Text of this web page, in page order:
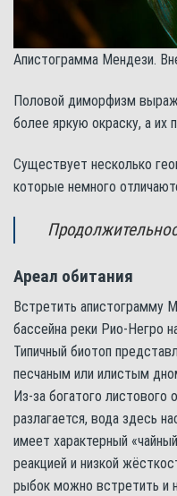
Апистограмма Мендези.
Половой диморфизм
более яркую окраску, а их
Существует несколько
которые немного
Ареал обитания
Встретить апистограмму
бассейна реки Рио-Негро
Типичный биотоп
песчаным или илистым
Из-за богатого листового
разлагается, вода здесь
имеет характерный
реакцией и низкой
рыбок можно встретить и